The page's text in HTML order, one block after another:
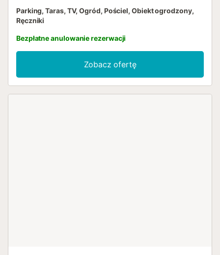
Parking, Taras, TV, Ogród, Pościel, Obiekt ogrodzony,
Ręczniki
Bezpłatne anulowanie rezerwacji
Zobacz ofertę